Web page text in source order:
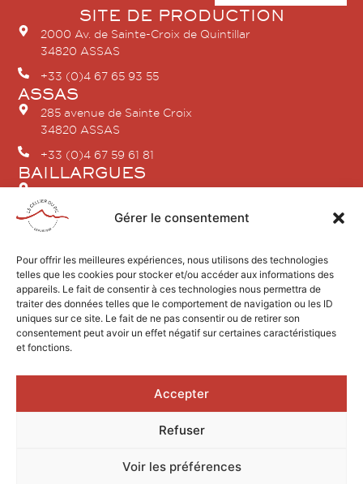
Gérer le consentement
Pour offrir les meilleures expériences, nous utilisons des technologies
telles que les cookies pour stocker et/ou accéder aux informations des
appareils. Le fait de consentir à ces technologies nous permettra de
traiter des données telles que le comportement de navigation ou les ID
uniques sur ce site. Le fait de ne pas consentir ou de retirer son
consentement peut avoir un effet négatif sur certaines caractéristiques
et fonctions.
Accepter
Refuser
Voir les préférences
SITE DE PRODUCTION
2000 Av. de Sainte-Croix de Quintillar
34820 ASSAS
+33 (0)4 67 65 93 55
ASSAS
285 avenue de Sainte Croix
34820 ASSAS
+33 (0)4 67 59 61 81
BAILLARGUES
2 Rue Jean Vilar
34670 BAILLARGUES
SAINT-GELY-DU-FESC
2 avenue du Pic Saint Loup
34980 SAINT GÉLY DU FESC
+33 (0)4 67 84 21 96
L’ABUS D’ALCOOL EST DANGEREUX POUR LA SANTÉ, À
2026 © Le Cellier du Pic
Design by AGENCEKARACTERE.FR